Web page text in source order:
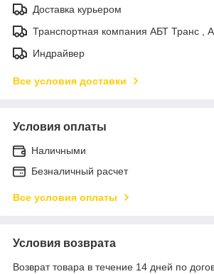
Доставка курьером
Транспортная компания АБТ Транс ,
Индрайвер
Все условия доставки
Условия оплаты
Наличными
Безналичный расчет
Все условия оплаты
Условия возврата
Возврат товара в течение 14 дней по